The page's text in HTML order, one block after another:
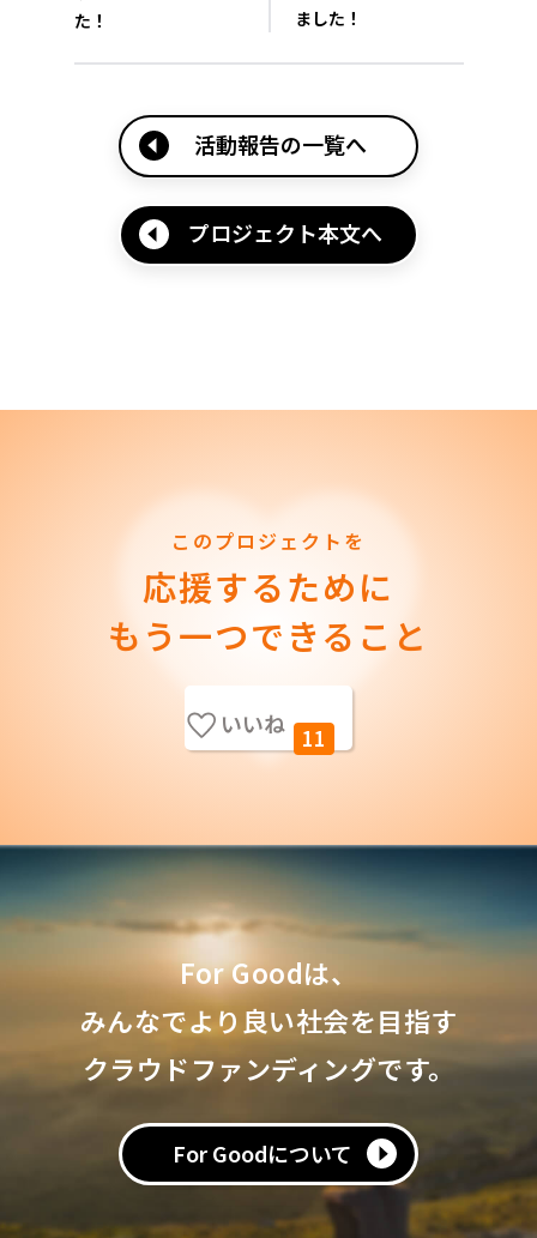
た！
ました！
活動報告の一覧へ
プロジェクト本文へ
このプロジェクトを
応援するために
もう一つできること
いいね 11
For Goodは、
みんなでより良い社会を目指す
クラウドファンディングです。
For Goodについて